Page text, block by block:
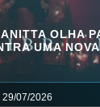
29/07/2026
OLHA
UMA